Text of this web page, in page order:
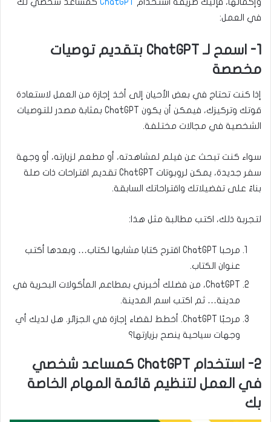
وإكمالها، فإليك طريقة استخدام ChatGPT كمساعد شخصي لك
في العمل:
1- اسمح لـ ChatGPT بتقديم توصيات
مخصصة
إذا كنت تحتاج في بعض الأحيان إلى أخذ إجازة من العمل لاستعادة
قوتك وتركيزك، فيمكن أن يكون ChatGPT بمثابة مصدر للتوصيات
الشخصية في مجالات مختلفة.
سواء كنت تبحث عن فيلم لمشاهدته، أو مطعم لزيارته، أو وجهة
سفر جديدة، يمكن لروبوتات ChatGPT تقديم اقتراحات ذات صلة
بناءً على تفضيلاتك واقتراحاتك السابقة.
لتجربة ذلك، اكتب مطالبة مثل هذا:
مرحبا ChatGPT اقترح كتابا مشابها لكتاب… وبعدها أكتب
عنوان الكتاب.
ChatGPT، من فضلك أخبرني بمطاعم المأكولات البحرية في
مدينة… ثم اكتب اسم المدينة.
مرحبًا ChatGPT. أخطط لقضاء إجازة في الجزائر. هل لديك أي
وجهات سياحية ينصح بزيارتها؟
2- استخدام ChatGPT كمساعد شخصي
في العمل لتنظيم قائمة المهام الخاصة
بك